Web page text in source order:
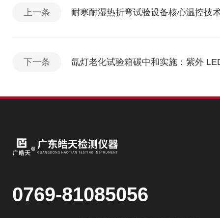
上一条 耐寒耐湿热折弯试验设备核心温控技
下一条 氙灯老化试验箱碳中和实施：紫外
0769-81085056